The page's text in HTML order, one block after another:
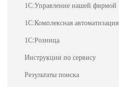
1С:Управление нашей фирмой
1С:Комплексная автоматизация
1С:Розница
Инструкции по сервису
Результаты поиска